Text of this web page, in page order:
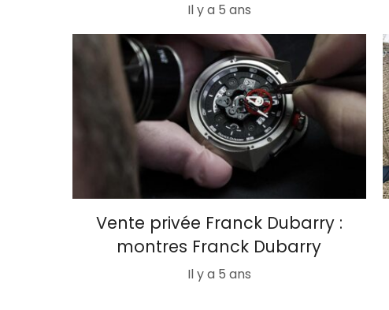
Il y a 5 ans
Vente privée Franck Dubarry :
montres Franck Dubarry
Il y a 5 ans